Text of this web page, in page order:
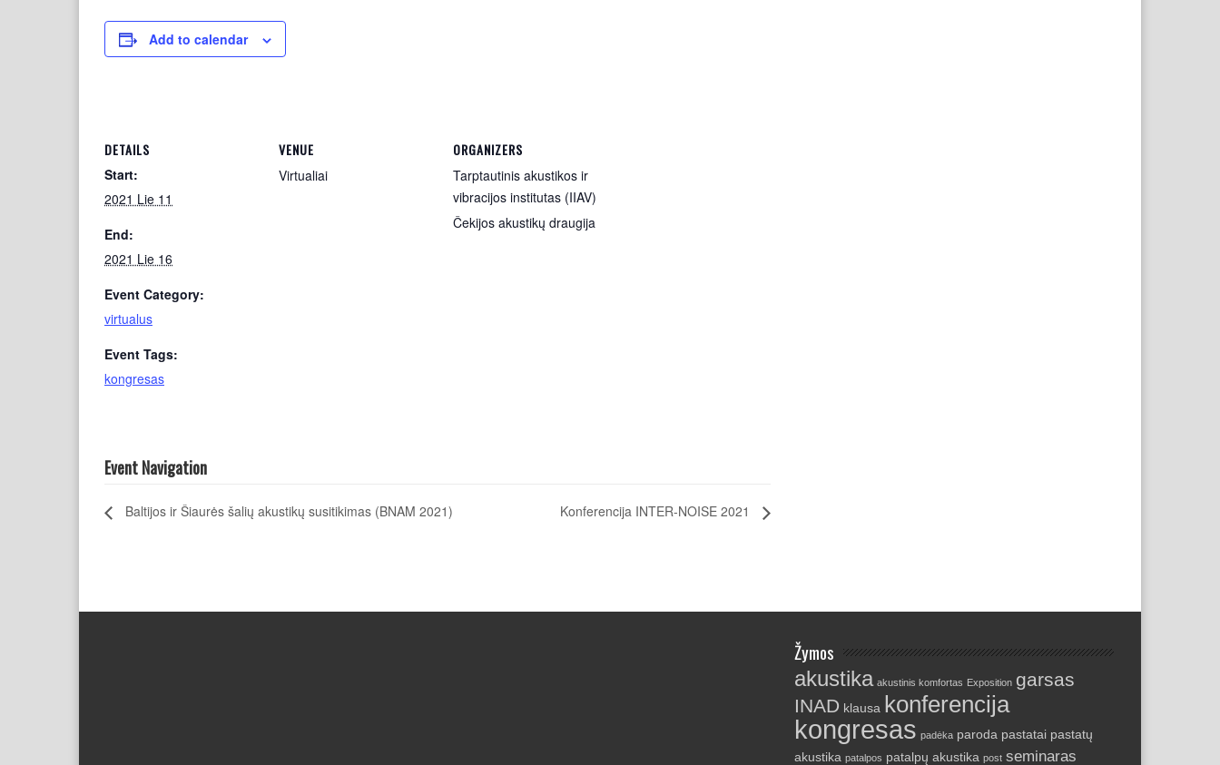
Add to calendar
DETAILS
Start:
2021 Lie 11
End:
2021 Lie 16
Event Category:
virtualus
Event Tags:
kongresas
VENUE
Virtualiai
ORGANIZERS
Tarptautinis akustikos ir
vibracijos institutas (IIAV)
Čekijos akustikų draugija
Event Navigation
Baltijos ir Šiaurės šalių akustikų susitikimas (BNAM 2021) Konferencija INTER-NOISE 2021
Žymos
akustika akustinis komfortas Exposition garsas
INAD klausa konferencija
kongresas padėka paroda pastatai pastatų
akustika patalpos patalpų akustika post seminaras